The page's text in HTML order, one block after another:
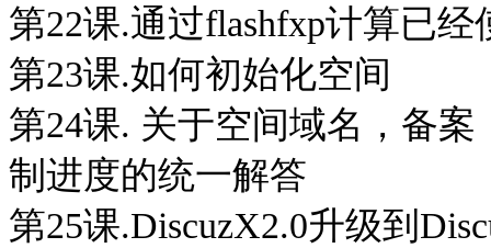
第22课.通过flashfxp计算已
第23课.如何初始化空间
第24课. 关于空间域名，备
制进度的统一解答
第25课.DiscuzX2.0升级到